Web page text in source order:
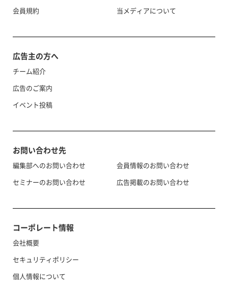
会員規約
当メディアについて
広告主の方へ
チーム紹介
広告のご案内
イベント投稿
お問い合わせ先
編集部へのお問い合わせ
セミナーのお問い合わせ
会員情報のお問い合わせ
広告掲載のお問い合わせ
コーポレート情報
会社概要
セキュリティポリシー
個人情報について